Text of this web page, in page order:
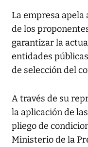
La empresa
de los
garantizar la
entidades
de selección del
A través de su
la aplicación de
pliego de
Ministerio de la